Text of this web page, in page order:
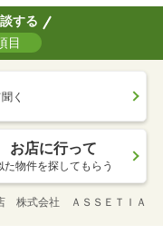
する
目
く
お店に行って
た物件を探してもらう
株式会社 ＡＳＳＥＴＩＡ